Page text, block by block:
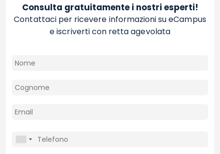
Consulta gratuitamente i nostri esperti!
Contattaci per ricevere informazioni su eCampus
e iscriverti con retta agevolata